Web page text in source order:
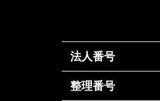
法人番号
整理番号